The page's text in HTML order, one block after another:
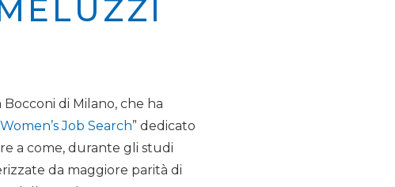
Bocconi di Milano, che ha
Job Search” dedicato
a come, durante gli studi
da maggiore parità di